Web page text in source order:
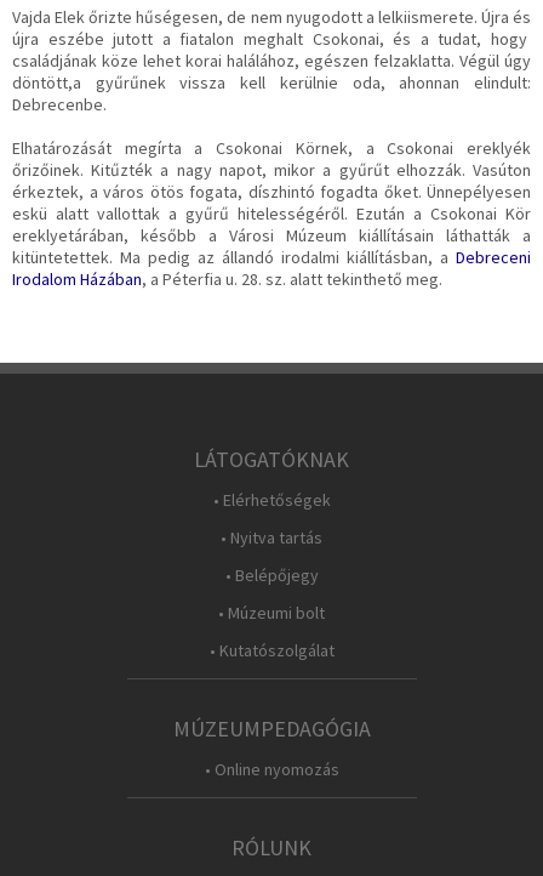
Vajda Elek őrizte hűségesen, de nem nyugodott a lelkiismerete. Újra és
újra eszébe jutott a fiatalon meghalt Csokonai, és a tudat, hogy
családjának köze lehet korai halálához, egészen felzaklatta. Végül úgy
döntött,a gyűrűnek vissza kell kerülnie oda, ahonnan elindult:
Debrecenbe.
Elhatározását megírta a Csokonai Körnek, a Csokonai ereklyék
őrizőinek. Kitűzték a nagy napot, mikor a gyűrűt elhozzák. Vasúton
érkeztek, a város ötös fogata, díszhintó fogadta őket. Ünnepélyesen
eskü alatt vallottak a gyűrű hitelességéről. Ezután a Csokonai Kör
ereklyetárában, később a Városi Múzeum kiállításain láthatták a
kitüntetettek. Ma pedig az állandó irodalmi kiállításban, a Debreceni
Irodalom Házában, a Péterfia u. 28. sz. alatt tekinthető meg.
LÁTOGATÓKNAK
• Elérhetőségek
• Nyitva tartás
• Belépőjegy
• Múzeumi bolt
• Kutatószolgálat
MÚZEUMPEDAGÓGIA
• Online nyomozás
RÓLUNK